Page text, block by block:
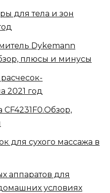
для тела и зон
Dykemann
плюсы и минусы
2021 год
для сухого массажа в
аппаратов для
условиях